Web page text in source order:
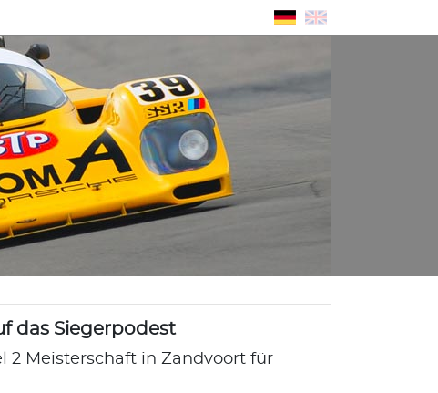
das Siegerpodest
2 Meisterschaft in Zandvoort für